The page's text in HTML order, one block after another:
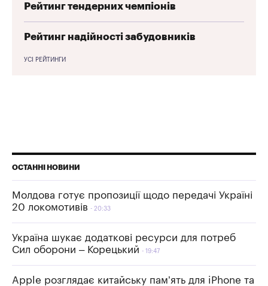
Рейтинг тендерних чемпіонів
Рейтинг надійності забудовників
УСІ РЕЙТИНГИ
ОСТАННІ НОВИНИ
Молдова готує пропозиції щодо передачі Україні
20 локомотивів
20:33
Україна шукає додаткові ресурси для потреб
Сил оборони – Корецький
19:47
Apple розглядає китайську пам’ять для iPhone та